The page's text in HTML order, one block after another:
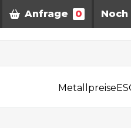
Anfrage 0
Metallpreise